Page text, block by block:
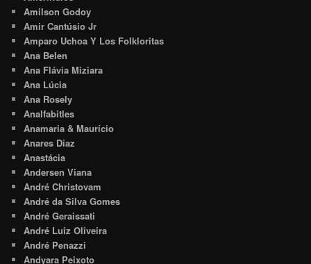
Amilson Godoy
Amir Cantúsio Jr
Amparo Uchoa Y Los Folkloritas
Ana Belen
Ana Flávia Miziara
Ana Lúcia
Ana Rosely
Analfabitles
Anamaria & Maurício
Anares Diaz
Anastácia
Andersen Viana
André Christovam
André da Silva Gomes
André Geraissati
André Luiz Oliveira
André Penazzi
Andyara Peixoto